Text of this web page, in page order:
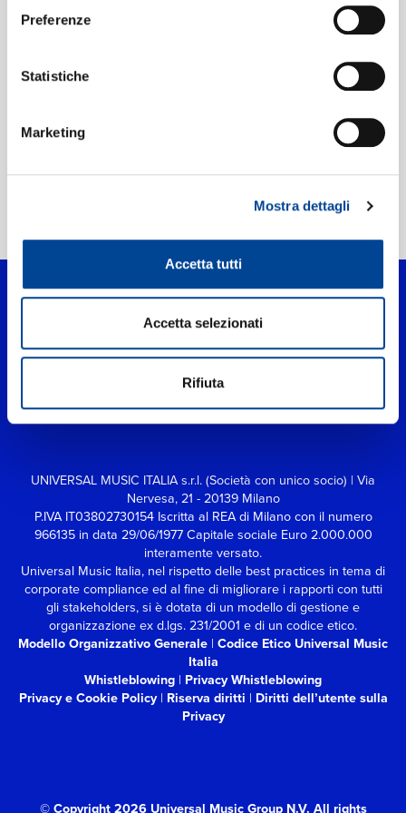
Preferenze
Statistiche
Marketing
Mostra dettagli
Accetta tutti
Accetta selezionati
Rifiuta
UNIVERSAL MUSIC ITALIA s.r.l. (Società con unico socio) | Via
Nervesa, 21 - 20139 Milano
P.IVA IT03802730154 Iscritta al REA di Milano con il numero
966135 in data 29/06/1977Capitale sociale Euro 2.000.000
interamente versato.
Universal Music Italia, nel rispetto delle best practices in tema di
corporate compliance ed al fine di migliorare i rapporti con tutti
gli stakeholders,si è dotata di un modello di gestione e
organizzazione ex d.lgs. 231/2001 e di un codice etico.
Modello Organizzativo Generale | Codice Etico Universal Music
Italia
Whistleblowing | Privacy Whistleblowing
Privacy e Cookie Policy| Riserva diritti | Diritti dell’utente sulla
Privacy